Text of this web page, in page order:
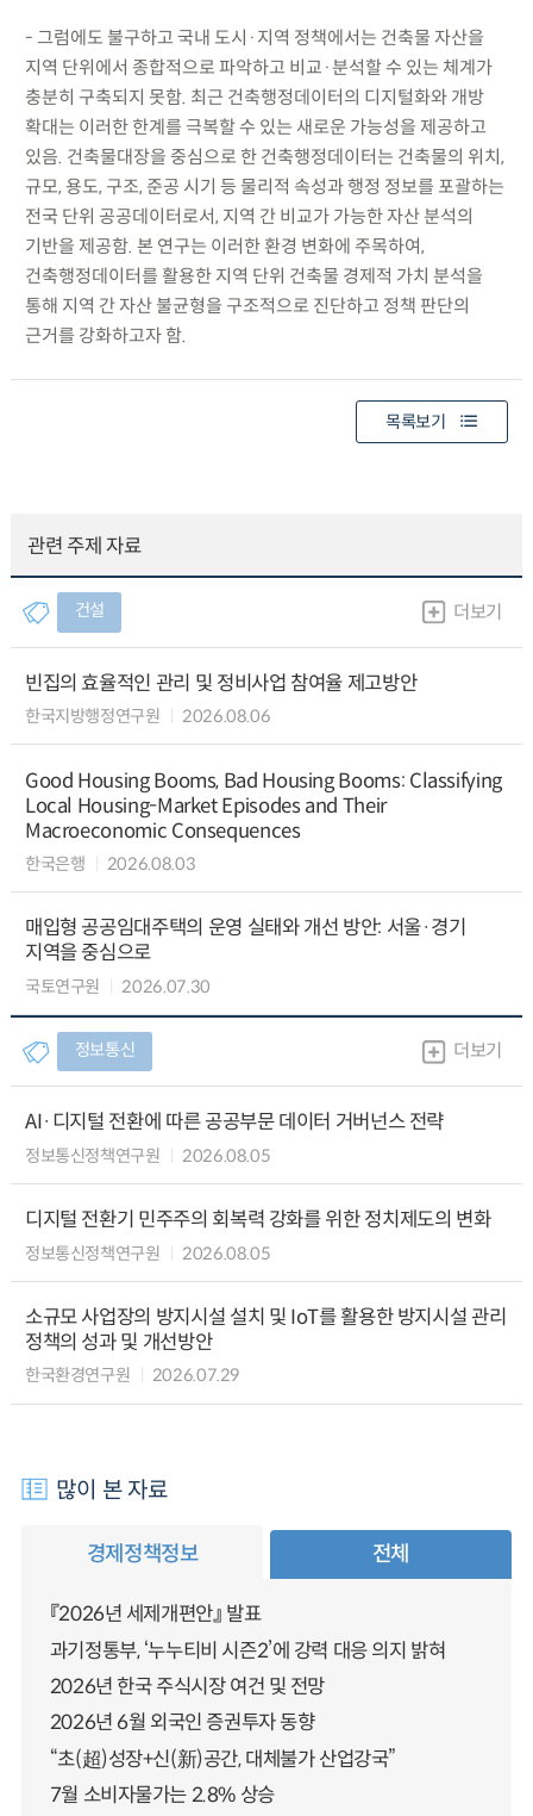
- 그럼에도 불구하고 국내 도시·지역 정책에서는 건축물 자산을
지역 단위에서 종합적으로 파악하고 비교·분석할 수 있는 체계가
충분히 구축되지 못함. 최근 건축행정데이터의 디지털화와 개방
확대는 이러한 한계를 극복할 수 있는 새로운 가능성을 제공하고
있음. 건축물대장을 중심으로 한 건축행정데이터는 건축물의 위치,
규모, 용도, 구조, 준공 시기 등 물리적 속성과 행정 정보를 포괄하는
전국 단위 공공데이터로서, 지역 간 비교가 가능한 자산 분석의
기반을 제공함. 본 연구는 이러한 환경 변화에 주목하여,
건축행정데이터를 활용한 지역 단위 건축물 경제적 가치 분석을
통해 지역 간 자산 불균형을 구조적으로 진단하고 정책 판단의
근거를 강화하고자 함.
목록보기
관련 주제 자료
건설 더보기
빈집의 효율적인 관리 및 정비사업 참여율 제고방안
한국지방행정연구원 2026.08.06
Good Housing Booms, Bad Housing Booms: Classifying
Local Housing-Market Episodes and Their
Macroeconomic Consequences
한국은행 2026.08.03
매입형 공공임대주택의 운영 실태와 개선 방안: 서울·경기
지역을 중심으로
국토연구원 2026.07.30
정보통신 더보기
AI·디지털 전환에 따른 공공부문 데이터 거버넌스 전략
정보통신정책연구원 2026.08.05
디지털 전환기 민주주의 회복력 강화를 위한 정치제도의 변화
정보통신정책연구원 2026.08.05
소규모 사업장의 방지시설 설치 및 IoT를 활용한 방지시설 관리
정책의 성과 및 개선방안
한국환경연구원 2026.07.29
많이 본 자료
경제정책정보 전체
『2026년 세제개편안』 발표
과기정통부, ‘누누티비 시즌2’에 강력 대응 의지 밝혀
2026년 한국 주식시장 여건 및 전망
2026년 6월 외국인 증권투자 동향
“초(超)성장+신(新)공간, 대체불가 산업강국”
7월 소비자물가는 2.8% 상승